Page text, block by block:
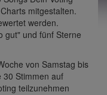
mitgestalten.
werden.
gut" und fünf Sterne
von Samstag bis
30 Stimmen auf
teilzunehmen